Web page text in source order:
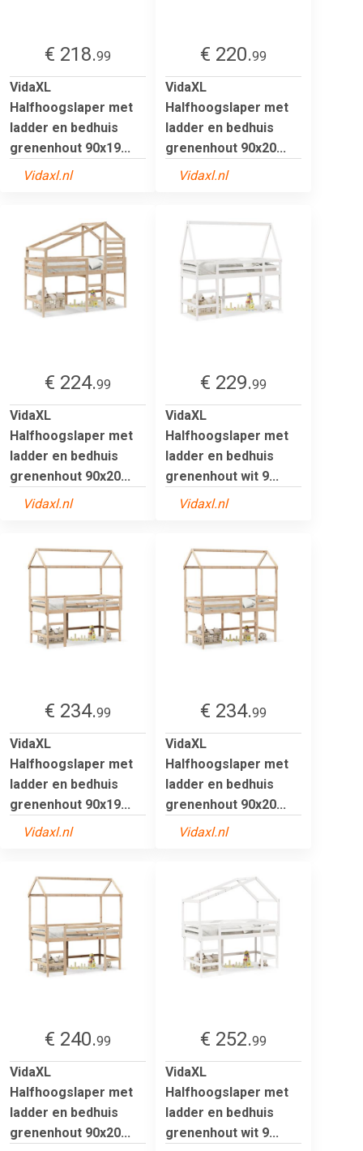
€ 218.99
VidaXL
Halfhoogslaper met
ladder en bedhuis
grenenhout 90x19...
Vidaxl.nl
€ 220.99
VidaXL
Halfhoogslaper met
ladder en bedhuis
grenenhout 90x20...
Vidaxl.nl
€ 224.99
VidaXL
Halfhoogslaper met
ladder en bedhuis
grenenhout 90x20...
Vidaxl.nl
€ 229.99
VidaXL
Halfhoogslaper met
ladder en bedhuis
grenenhout wit 9...
Vidaxl.nl
€ 234.99
VidaXL
Halfhoogslaper met
ladder en bedhuis
grenenhout 90x19...
Vidaxl.nl
€ 234.99
VidaXL
Halfhoogslaper met
ladder en bedhuis
grenenhout 90x20...
Vidaxl.nl
€ 240.99
VidaXL
Halfhoogslaper met
ladder en bedhuis
grenenhout 90x20...
€ 252.99
VidaXL
Halfhoogslaper met
ladder en bedhuis
grenenhout wit 9...